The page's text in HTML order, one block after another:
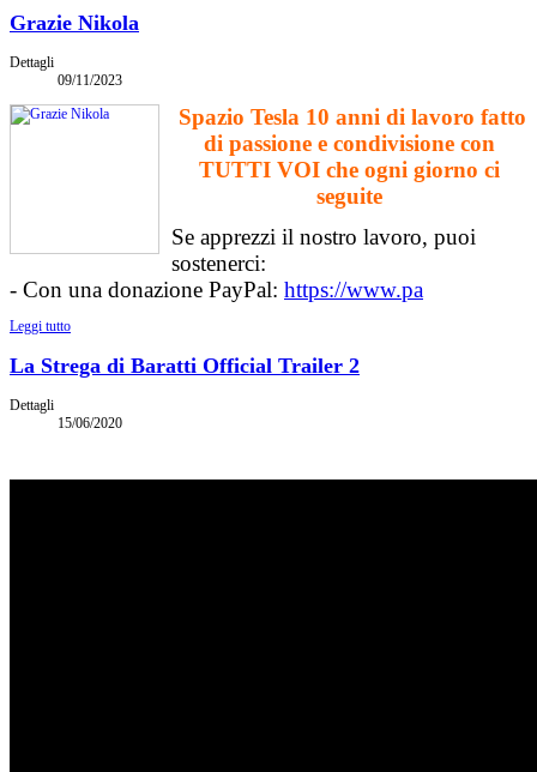
Grazie Nikola
Dettagli
09/11/2023
Spazio Tesla 10 anni di lavoro fatto
di passione e condivisione con
TUTTI VOI che ogni giorno ci
seguite
Se apprezzi il nostro lavoro, puoi
sostenerci:
- Con una donazione PayPal: https://www.pa
Leggi tutto
La Strega di Baratti Official Trailer 2
Dettagli
15/06/2020